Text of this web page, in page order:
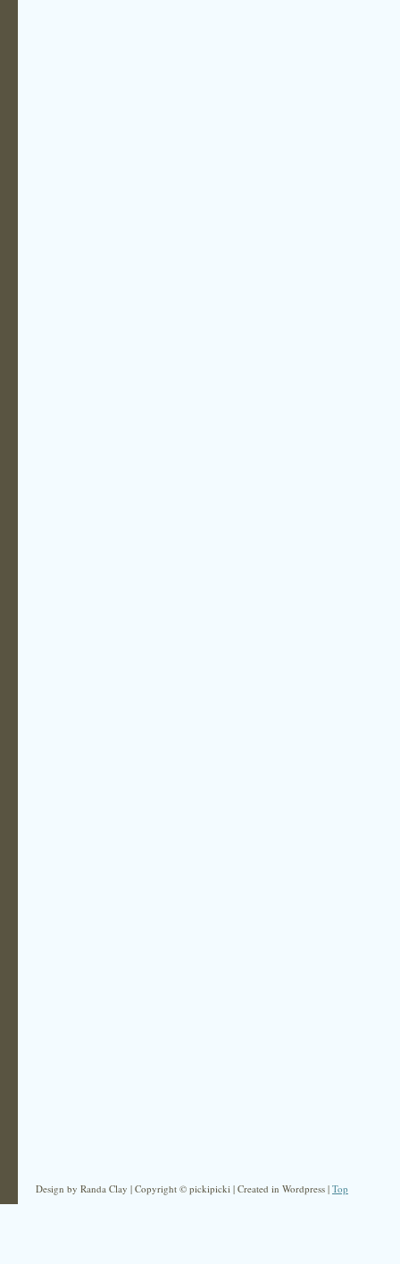
Design by Randa Clay | Copyright © pickipicki | Created in Wordpress | Top